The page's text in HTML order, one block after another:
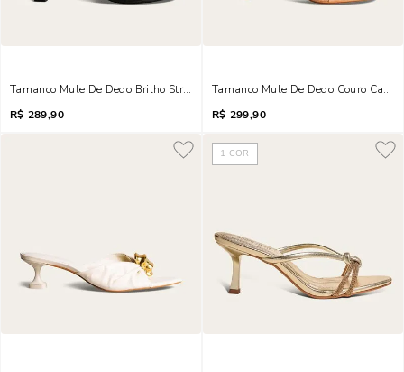
Tamanco Mule De Dedo Brilho Strass Salto Taça Preto
R$ 289,90
Tamanco Mule De Dedo Couro
R$ 299,90
1 COR